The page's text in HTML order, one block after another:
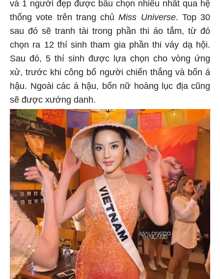
thống vote trên trang chủ Miss Universe. Top 30
sau đó sẽ tranh tài trong phần thi áo tắm, từ đó
chọn ra 12 thí sinh tham gia phần thi váy dạ hội.
Sau đó, 5 thí sinh được lựa chọn cho vòng ứng
xử, trước khi công bố người chiến thắng và bốn á
hậu. Ngoài các á hậu, bốn nữ hoàng lục địa cũng
sẽ được xướng danh.